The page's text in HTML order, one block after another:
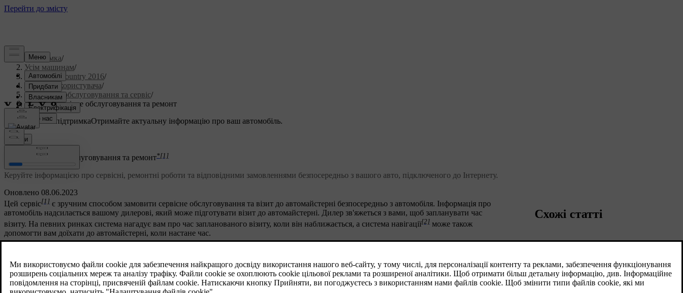
Підтримка/
Усім машинам/
S60 Cross Country 2016/
Посібник користувача/
Технічне обслуговування та сервіс/
Замовте сервісне обслуговування та ремонт
Індивідуальна підтримкаОтримайте актуальну інформацію про ваш автомобіль.
Ввійти
Оновлено 08.06.2023
Замовте сервісне обслуговування та ремонт*[1]
Керуйте інформацією про сервісні, ремонтні роботи та відповідними замовленнями безпосередньо з вашого авто, підключеного до Інтернету.
Цей сервіс[1] є зручним способом замовити сервісне обслуговування та візит до автомайстерні безпосередньо з автомобіля. Інформація про
автомобіль надсилається вашому дилерові, який може підготувати візит до автомайстерні. Дилер зв'яжеться з вами, щоб запланувати час
візиту. На певних ринках система нагадує вам про час запланованого візиту, коли він наближається, а система навігації[2] може також
допомогти вам доїхати до автомайстерні, коли настане час.
Volvo ID і мій профіль в системі
Зайдіть до порталу власника My Volvo, перейдіть до свого профілю і виконайте наступні дії:
Схожі статті
Аудіо та мультимедійною системою
можна керувати з центральної консолі,